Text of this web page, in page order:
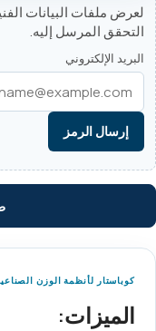
لعرض ملفات البيانات
التحقق المرسل إليه.
البريد الإلكتروني
إرسال الرمز
كوباستار لأنظمة الوزن
الميزات: